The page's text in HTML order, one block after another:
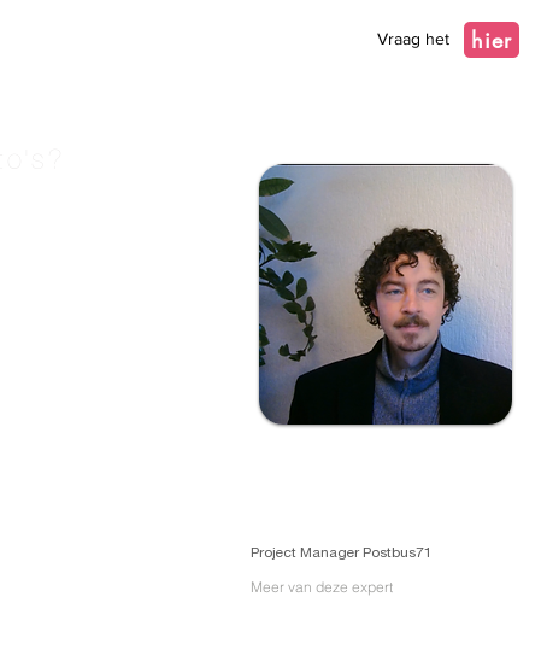
Vraag het hier
Project Manager Postbus71
Meer van deze expert